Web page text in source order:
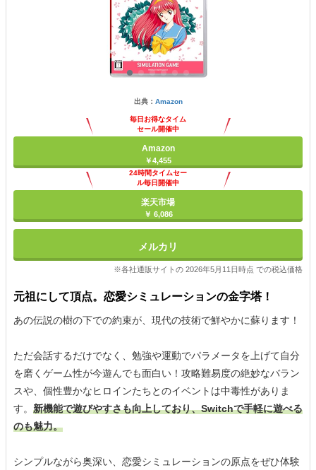
出典： Amazon
毎日お得なタイム
セール開催中
Amazon
￥4,455
24時間タイムセー
ル毎日開催中
楽天市場
￥ 6,086
メルカリ
※各社通販サイトの 2026年5月11日時点 での税込価格
元祖にして頂点。恋愛シミュレーションの金字塔！
あの伝説の樹の下での約束が、現代の技術で鮮やかに蘇ります！
ただ会話するだけでなく、勉強や運動でパラメータを上げて自分
を磨くゲーム性が今遊んでも面白い！攻略難易度の絶妙なバラン
スや、個性豊かなヒロインたちとのイベントは中毒性がありま
す。 新機能で遊びやすさも向上しており、Switchで手軽に遊べる
のも魅力。
シンプルながら奥深い、恋愛シミュレーションの原点をぜひ体験